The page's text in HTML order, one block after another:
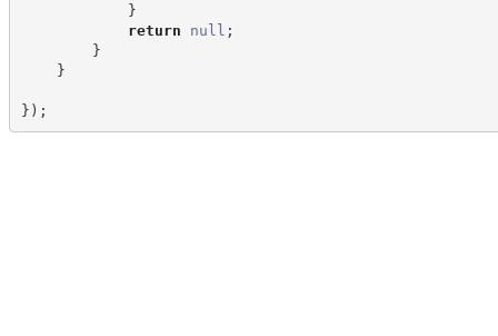
}
return
null ;
}
}
} ) ;